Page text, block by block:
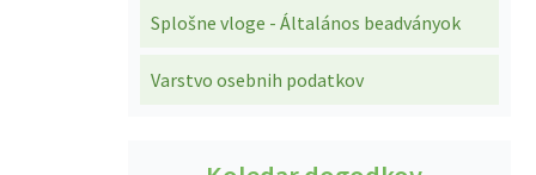
Splošne vloge - Általános beadványok
Varstvo osebnih podatkov